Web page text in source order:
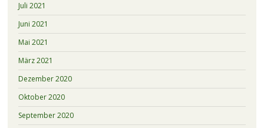
Juli 2021
Juni 2021
Mai 2021
März 2021
Dezember 2020
Oktober 2020
September 2020